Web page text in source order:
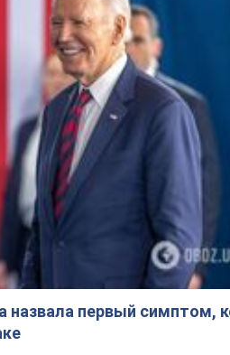
назвала первый симптом,